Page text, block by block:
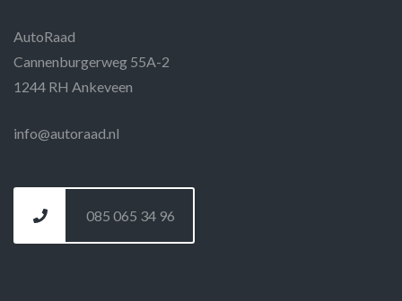
AutoRaad
Cannenburgerweg 55A-2
1244 RH Ankeveen
info@autoraad.nl
085 065 34 96